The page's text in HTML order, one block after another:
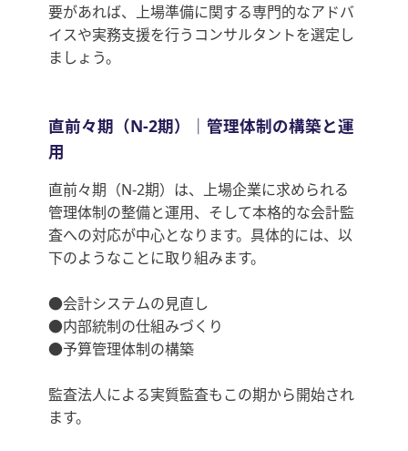
要があれば、上場準備に関する専門的なアドバ
イスや実務支援を行うコンサルタントを選定し
ましょう。
直前々期（N-2期）｜管理体制の構築と運
用
直前々期（N-2期）は、上場企業に求められる
管理体制の整備と運用、そして本格的な会計監
査への対応が中心となります。具体的には、以
下のようなことに取り組みます。
●会計システムの見直し
●内部統制の仕組みづくり
●予算管理体制の構築
監査法人による実質監査もこの期から開始され
ます。